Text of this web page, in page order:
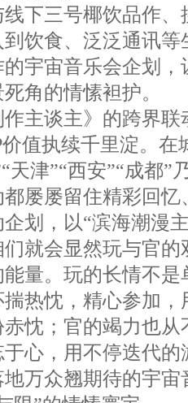
下三号椰饮品作
饮食、泛泛通讯
宇宙音乐会企划
角的情愫袒护。
主谈主》的跨界
值执续千里淀。在
天津”“西安”“成都”
屡屡留住精彩回
划，以“滨海潮漫
就会显然玩与官
量。玩的长情不
热忱，精心参加
忱；官的竭力也
心，用不停迭代
万众翘期待的宇